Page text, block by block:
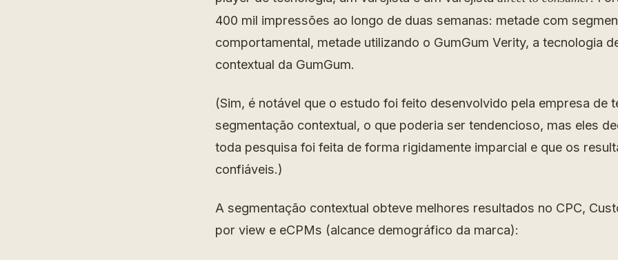
400 mil impressões ao longo de duas semanas: metade com
comportamental, metade utilizando o GumGum Verity, a tecnologia
contextual da GumGum.
(Sim, é notável que o estudo foi feito desenvolvido pela empresa de
segmentação contextual, o que poderia ser tendencioso, mas eles
toda pesquisa foi feita de forma rigidamente imparcial e que os
confiáveis.)
A segmentação contextual obteve melhores resultados no CPC,
por view e eCPMs (alcance demográfico da marca):